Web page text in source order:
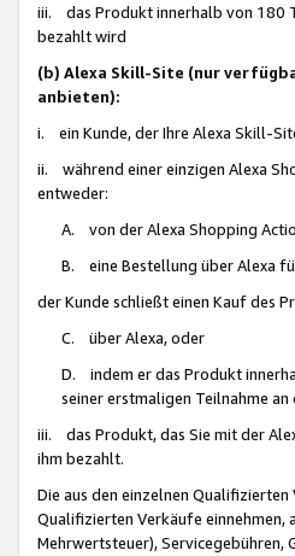
iii. das Produkt innerhalb von 180
bezahlt wird
(b) Alexa Skill-Site (nur
anbieten):
i. ein Kunde, der Ihre Alexa Skill-
ii. während einer einzigen Alexa
entweder:
A. von der Alexa Shopping
B. eine Bestellung über Alexa
der Kunde schließt einen Kauf des
C. über Alexa, oder
D. indem er das Produkt
seiner erstmaligen Teilnahme
iii. das Produkt, das Sie mit der
ihm bezahlt.
Die aus den einzelnen Qualifizierten
Qualifizierten Verkäufe einnehmen,
Mehrwertsteuer), Servicegebühren,